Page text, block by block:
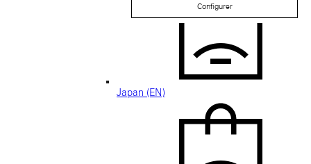
Japan (EN)
Configurer